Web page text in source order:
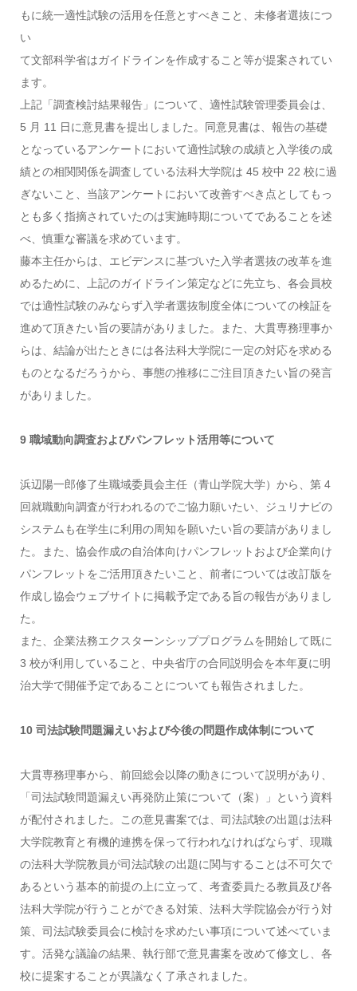
もに統一適性試験の活用を任意とすべきこと、未修者選抜につ
い
て文部科学省はガイドラインを作成すること等が提案されてい
ます。
上記「調査検討結果報告」について、適性試験管理委員会は、
5 月 11 日に意見書を提出しました。同意見書は、報告の基礎
となっているアンケートにおいて適性試験の成績と入学後の成
績との相関関係を調査している法科大学院は 45 校中 22 校に過
ぎないこと、当該アンケートにおいて改善すべき点としてもっ
とも多く指摘されていたのは実施時期についてであることを述
べ、慎重な審議を求めています。
藤本主任からは、エビデンスに基づいた入学者選抜の改革を進
めるために、上記のガイドライン策定などに先立ち、各会員校
では適性試験のみならず入学者選抜制度全体についての検証を
進めて頂きたい旨の要請がありました。また、大貫専務理事か
らは、結論が出たときには各法科大学院に一定の対応を求める
ものとなるだろうから、事態の推移にご注目頂きたい旨の発言
がありました。
9 職域動向調査およびパンフレット活用等について
浜辺陽一郎修了生職域委員会主任（青山学院大学）から、第 4
回就職動向調査が行われるのでご協力願いたい、ジュリナビの
システムも在学生に利用の周知を願いたい旨の要請がありまし
た。また、協会作成の自治体向けパンフレットおよび企業向け
パンフレットをご活用頂きたいこと、前者については改訂版を
作成し協会ウェブサイトに掲載予定である旨の報告がありまし
た。
また、企業法務エクスターンシッププログラムを開始して既に
3 校が利用していること、中央省庁の合同説明会を本年夏に明
治大学で開催予定であることについても報告されました。
10 司法試験問題漏えいおよび今後の問題作成体制について
大貫専務理事から、前回総会以降の動きについて説明があり、
「司法試験問題漏えい再発防止策について（案）」という資料
が配付されました。この意見書案では、司法試験の出題は法科
大学院教育と有機的連携を保って行われなければならず、現職
の法科大学院教員が司法試験の出題に関与することは不可欠で
あるという基本的前提の上に立って、考査委員たる教員及び各
法科大学院が行うことができる対策、法科大学院協会が行う対
策、司法試験委員会に検討を求めたい事項について述べていま
す。活発な議論の結果、執行部で意見書案を改めて修文し、各
校に提案することが異議なく了承されました。